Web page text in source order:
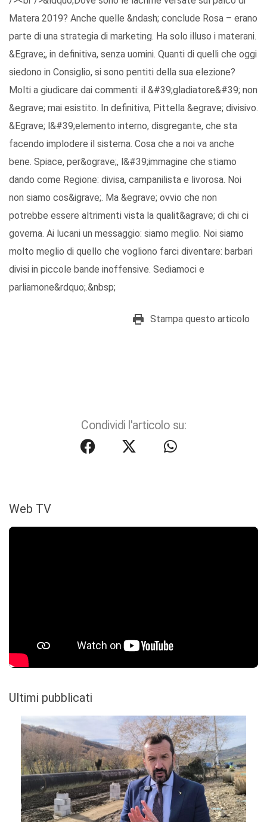
Matera 2019? Anche quelle &ndash; conclude Rosa – erano
parte di una strategia di marketing. Ha solo illuso i materani.
&Egrave;, in definitiva, senza uomini. Quanti di quelli che oggi
siedono in Consiglio, si sono pentiti della sua elezione?
Molti a giudicare dai commenti: il &#39;gladiatore&#39; non
&egrave; mai esistito. In definitiva, Pittella &egrave; divisivo.
&Egrave; l&#39;elemento interno, disgregante, che sta
facendo implodere il sistema. Cosa che a noi va anche
bene. Spiace, per&ograve;, l&#39;immagine che stiamo
dando come Regione: divisa, campanilista e livorosa. Noi
non siamo cos&igrave;. Ma &egrave; ovvio che non
potrebbe essere altrimenti vista la qualit&agrave; di chi ci
governa. Ai lucani un messaggio: siamo meglio. Noi siamo
molto meglio di quello che vogliono farci diventare: barbari
divisi in piccole bande inoffensive. Sediamoci e
parliamone&rdquo;.&nbsp;
Stampa questo articolo
Condividi l'articolo su:
Web TV
Ultimi pubblicati